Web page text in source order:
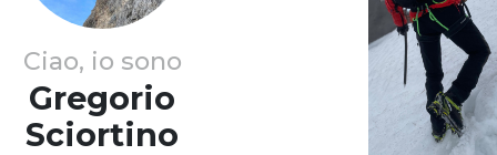
Ciao, io sono
Gregorio
Sciortino